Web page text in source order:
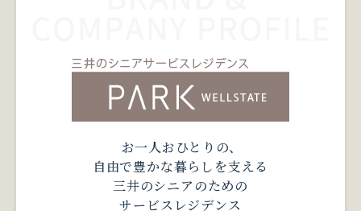
お一人おひとりの、
自由で豊かな暮らしを支える
三井のシニアのための
サービスレジデンス